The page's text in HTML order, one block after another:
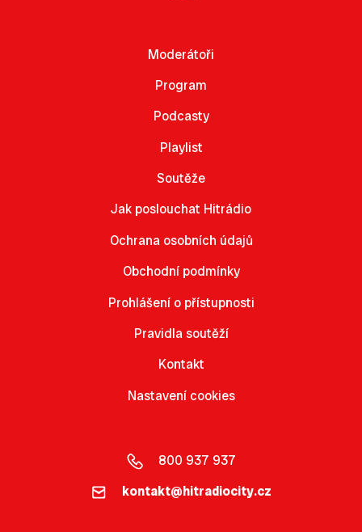
Moderátoři
Program
Podcasty
Playlist
Soutěže
Jak poslouchat Hitrádio
Ochrana osobních údajů
Obchodní podmínky
Prohlášení o přístupnosti
Pravidla soutěží
Kontakt
Nastavení cookies
800 937 937
kontakt@hitradiocity.cz